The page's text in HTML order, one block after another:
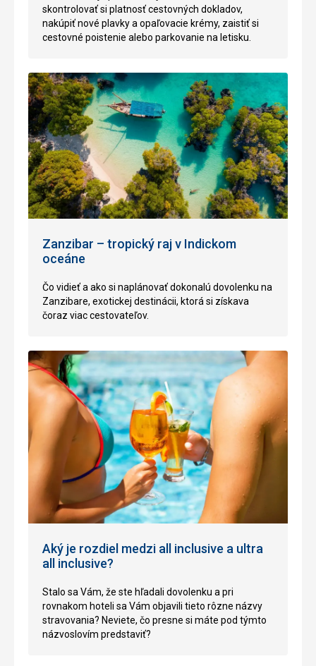
skontrolovať si platnosť cestovných dokladov,
nakúpiť nové plavky a opaľovacie krémy, zaistiť si
cestovné poistenie alebo parkovanie na letisku.
Zanzibar – tropický raj v Indickom
oceáne
Čo vidieť a ako si naplánovať dokonalú dovolenku na
Zanzibare, exotickej destinácii, ktorá si získava
čoraz viac cestovateľov.
Aký je rozdiel medzi all inclusive a ultra
all inclusive?
Stalo sa Vám, že ste hľadali dovolenku a pri
rovnakom hoteli sa Vám objavili tieto rôzne názvy
stravovania? Neviete, čo presne si máte pod týmto
názvoslovím predstaviť?